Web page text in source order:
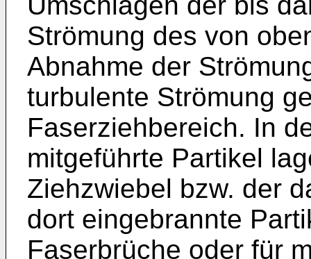
Strömung des von
Abnahme der
turbulente Strömung
Faserziehbereich. In
mitgeführte Partikel
Ziehzwiebel bzw. der
dort eingebrannte
Faserbrüche oder für